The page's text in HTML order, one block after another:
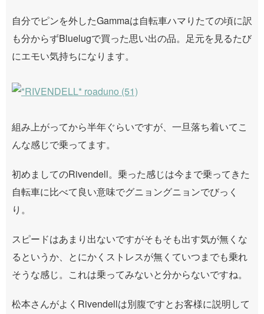
自分でピンを外したGammaは自転車ハマりたての頃に訳
も分からずBluelugで買った思い出の品。足元を見るたび
にエモい気持ちになります。
組み上がってから半年ぐらいですが、一旦落ち着いてこ
んな感じで乗ってます。
初めましてのRivendell。乗った感じは今まで乗ってきた
自転車に比べて良い意味でグニョングニョンでびっく
り。
スピードはあまり出ないですがそもそも出す気が無くな
るというか、とにかくストレスが無くていつまでも乗れ
そうな感じ。これは乗ってみないと分からないですね。
松本さんがよくRivendellは別腹ですとお客様に説明して